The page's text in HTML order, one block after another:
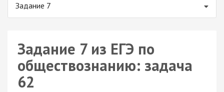
Задание 7
Задание 7 из ЕГЭ по
обществознанию: задача
62